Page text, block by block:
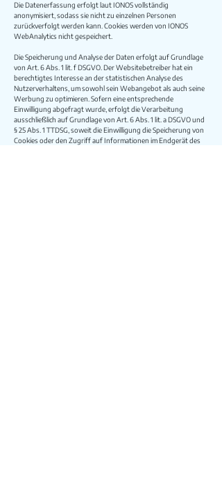
Die Datenerfassung erfolgt laut IONOS vollständig
anonymisiert, sodass sie nicht zu einzelnen Personen
zurückverfolgt werden kann. Cookies werden von IONOS
WebAnalytics nicht gespeichert.
Die Speicherung und Analyse der Daten erfolgt auf Grundlage
von Art. 6 Abs. 1 lit. f DSGVO. Der Websitebetreiber hat ein
berechtigtes Interesse an der statistischen Analyse des
Nutzerverhaltens, um sowohl sein Webangebot als auch seine
Werbung zu optimieren. Sofern eine entsprechende
Einwilligung abgefragt wurde, erfolgt die Verarbeitung
ausschließlich auf Grundlage von Art. 6 Abs. 1 lit. a DSGVO und
§ 25 Abs. 1 TTDSG, soweit die Einwilligung die Speicherung von
Cookies oder den Zugriff auf Informationen im Endgerät des